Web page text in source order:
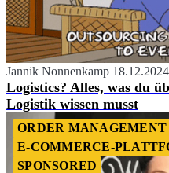
Jannik Nonnenkamp 18.12.2024
Logistics? Alles, was du
Logistik wissen musst
ORDER MANAGEMENT
E-COMMERCE-
SPONSORED